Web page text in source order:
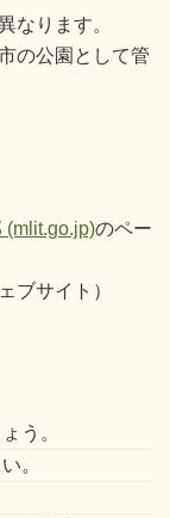
なります。
の公園として管
(mlit.go.jp)のペー
ブサイト）
う。
。